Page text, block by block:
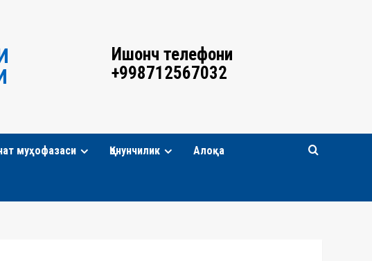
Ишонч телефони
+998712567032
муҳофазаси Қонунчилик Алоқа